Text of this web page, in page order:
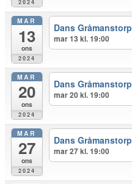
2024
MAR
13
ons
2024
Dans Gråmanstorp
mar 13 kl. 19:00
MAR
20
ons
2024
Dans Gråmanstorp
mar 20 kl. 19:00
MAR
27
ons
2024
Dans Gråmanstorp
mar 27 kl. 19:00